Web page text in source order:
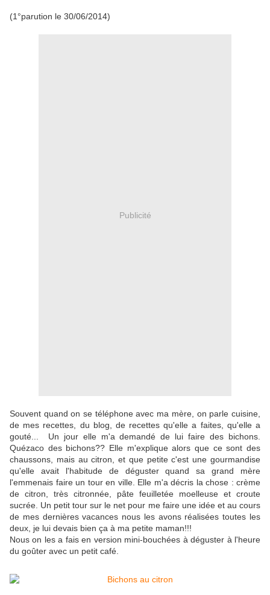
(1°parution le 30/06/2014)
Publicité
Souvent quand on se téléphone avec ma mère, on parle cuisine,
de mes recettes, du blog, de recettes qu'elle a faites, qu'elle a
gouté... Un jour elle m'a demandé de lui faire des bichons.
Quézaco des bichons?? Elle m'explique alors que ce sont des
chaussons, mais au citron, et que petite c'est une gourmandise
qu'elle avait l'habitude de déguster quand sa grand mère
l'emmenais faire un tour en ville. Elle m'a décris la chose : crème
de citron, très citronnée, pâte feuilletée moelleuse et croute
sucrée. Un petit tour sur le net pour me faire une idée et au cours
de mes dernières vacances nous les avons réalisées toutes les
deux, je lui devais bien ça à ma petite maman!!!
Nous on les a fais en version mini-bouchées à déguster à l'heure
du goûter avec un petit café.